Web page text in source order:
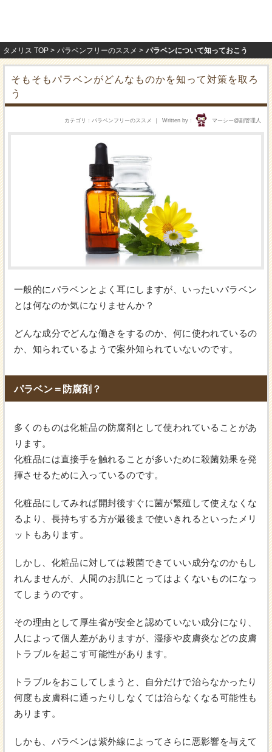
タメリス TOP パラベンフリーのススメ パラベンについて知っておこう
そもそもパラベンがどんなものかを知って対策を取ろ
う
Written by マーシー@副管理人
カテゴリ パラベンフリーのススメ
一般的にパラベンとよく耳にしますが、いったいパラベン
とは何なのか気になりませんか？
どんな成分でどんな働きをするのか、何に使われているの
か、知られているようで案外知られていないのです。
パラベン＝防腐剤？
多くのものは化粧品の防腐剤として使われていることがあ
ります。
化粧品には直接手を触れることが多いために殺菌効果を発
揮させるために入っているのです。
化粧品にしてみれば開封後すぐに菌が繁殖して使えなくな
るより、長持ちする方が最後まで使いきれるといったメリ
ットもあります。
しかし、化粧品に対しては殺菌できていい成分なのかもし
れんませんが、人間のお肌にとってはよくないものになっ
てしまうのです。
その理由として厚生省が安全と認めていない成分になり、
人によって個人差がありますが、湿疹や皮膚炎などの皮膚
トラブルを起こす可能性があります。
トラブルをおこしてしまうと、自分だけで治らなかったり
何度も皮膚科に通ったりしなくては治らなくなる可能性も
あります。
しかも、パラベンは紫外線によってさらに悪影響を与えて